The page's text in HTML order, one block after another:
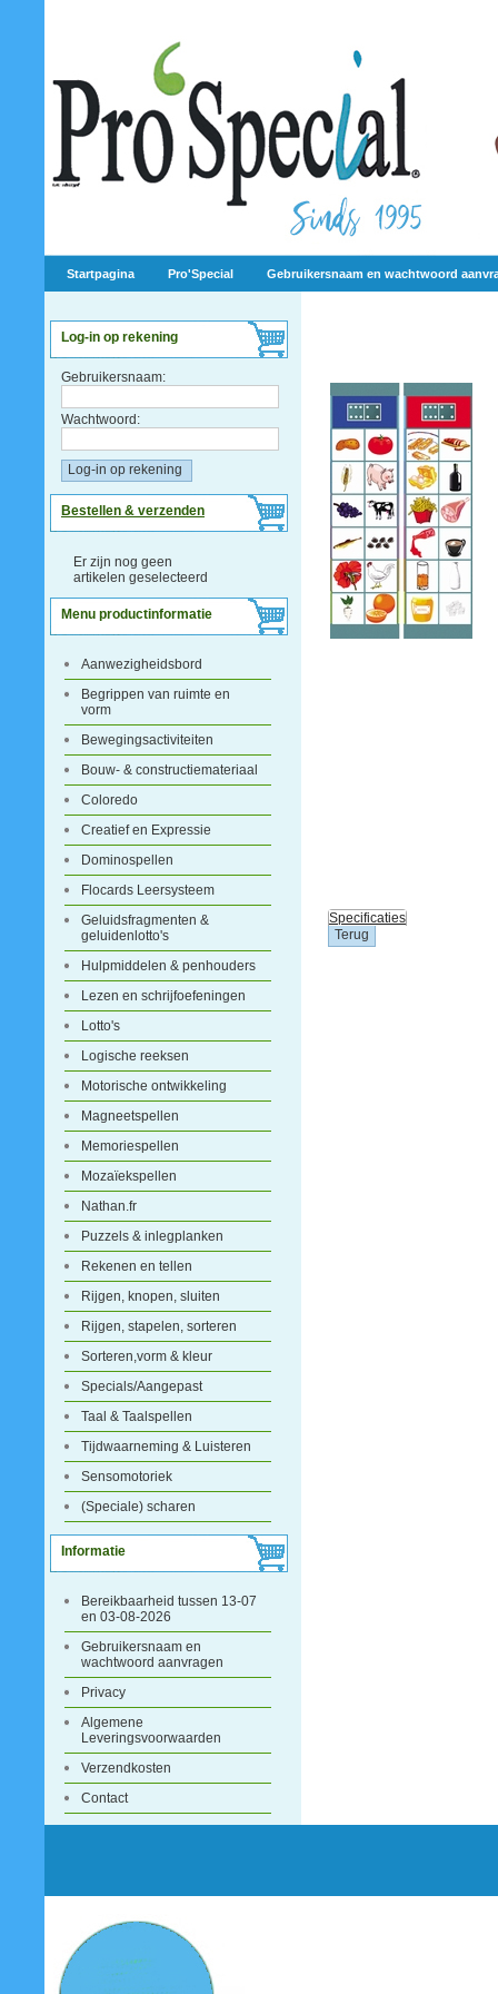
Startpagina Pro'Special Gebruikersnaam en wachtwoord
Log-in op rekening
Gebruikersnaam:
Wachtwoord:
Bestellen & verzenden
Er zijn nog geen
artikelen geselecteerd
Menu productinformatie
Aanwezigheidsbord
Begrippen van ruimte en
vorm
Bewegingsactiviteiten
Bouw- & constructiemateriaal
Coloredo
Creatief en Expressie
Dominospellen
Flocards Leersysteem
Geluidsfragmenten &
geluidenlotto's
Hulpmiddelen & penhouders
Lezen en schrijfoefeningen
Lotto's
Logische reeksen
Motorische ontwikkeling
Magneetspellen
Memoriespellen
Mozaïekspellen
Nathan.fr
Puzzels & inlegplanken
Rekenen en tellen
Rijgen, knopen, sluiten
Rijgen, stapelen, sorteren
Sorteren,vorm & kleur
Specials/Aangepast
Taal & Taalspellen
Tijdwaarneming & Luisteren
Sensomotoriek
(Speciale) scharen
Informatie
Bereikbaarheid tussen 13-07
en 03-08-2026
Gebruikersnaam en
wachtwoord aanvragen
Privacy
Algemene
Leveringsvoorwaarden
Verzendkosten
Contact
Specificaties